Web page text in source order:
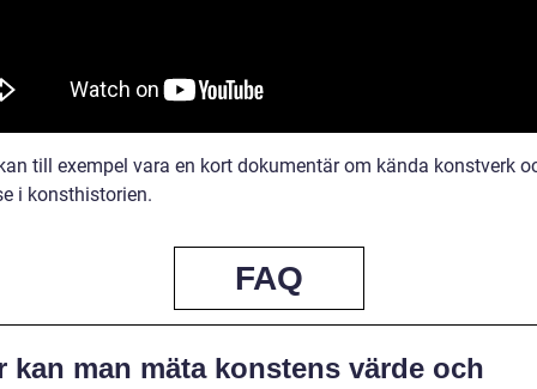
till exempel vara en kort dokumentär om kända konstverk
i konsthistorien.
FAQ
kan man mäta konstens värde och